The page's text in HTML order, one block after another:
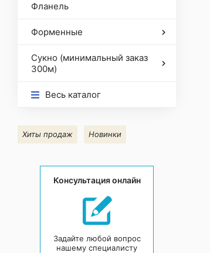
Фланель
Форменные
Сукно (минимальный заказ
300м)
Весь каталог
Хиты продаж Новинки
Консультация онлайн
Задайте любой вопрос
нашему специалисту